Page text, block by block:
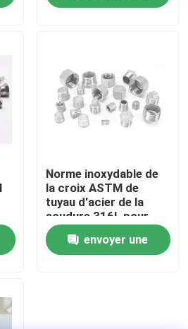
Norme inoxydable de
la croix ASTM de
tuyau d'acier de la
soudure 316L pour
des machines
envoyer une